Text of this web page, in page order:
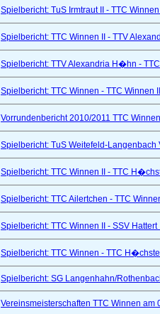
Spielbericht: TuS Irmtraut II - TTC
Spielbericht: TTC Winnen II - TTV
Spielbericht: TTV Alexandria H�hn -
Spielbericht: TTC Winnen - TTC Winnen
Vorrundenbericht 2010/2011 TTC
Spielbericht: TuS Weitefeld-
Spielbericht: TTC Winnen II - TTC
Spielbericht: TTC Ailertchen - TTC
Spielbericht: TTC Winnen II - SSV
Spielbericht: TTC Winnen - TTC
Spielbericht: SG Langenhahn/
Vereinsmeisterschaften TTC Winnen am